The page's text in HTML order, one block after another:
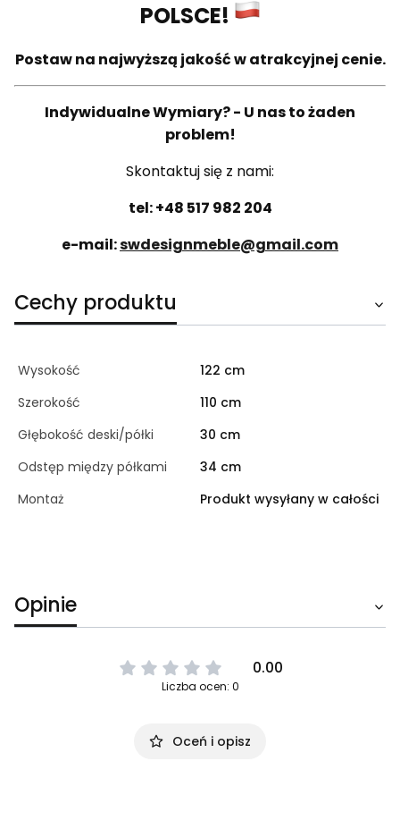
POLSCE!
Postaw na najwyższą jakość w atrakcyjnej cenie.
Indywidualne Wymiary? - U nas to żaden
problem!
Skontaktuj się z nami:
tel: +48 517 982 204
e-mail:swdesignmeble@gmail.com
Cechy produktu
Wysokość
122 cm
Szerokość
110 cm
Głębokość deski/półki
30 cm
Odstęp między półkami
34 cm
Montaż
Produkt wysyłany w całości
Opinie
0.00
Liczba ocen: 0
Oceń i opisz